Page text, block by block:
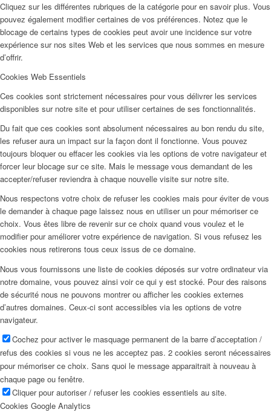
Cliquez sur les différentes rubriques de la catégorie pour en savoir plus. Vous
pouvez également modifier certaines de vos préférences. Notez que le
blocage de certains types de cookies peut avoir une incidence sur votre
expérience sur nos sites Web et les services que nous sommes en mesure
d’offrir.
Cookies Web Essentiels
Ces cookies sont strictement nécessaires pour vous délivrer les services
disponibles sur notre site et pour utiliser certaines de ses fonctionnalités.
Du fait que ces cookies sont absolument nécessaires au bon rendu du site,
les refuser aura un impact sur la façon dont il fonctionne. Vous pouvez
toujours bloquer ou effacer les cookies via les options de votre navigateur et
forcer leur blocage sur ce site. Mais le message vous demandant de les
accepter/refuser reviendra à chaque nouvelle visite sur notre site.
Nous respectons votre choix de refuser les cookies mais pour éviter de vous
le demander à chaque page laissez nous en utiliser un pour mémoriser ce
choix. Vous êtes libre de revenir sur ce choix quand vous voulez et le
modifier pour améliorer votre expérience de navigation. Si vous refusez les
cookies nous retirerons tous ceux issus de ce domaine.
Nous vous fournissons une liste de cookies déposés sur votre ordinateur via
notre domaine, vous pouvez ainsi voir ce qui y est stocké. Pour des raisons
de sécurité nous ne pouvons montrer ou afficher les cookies externes
d’autres domaines. Ceux-ci sont accessibles via les options de votre
navigateur.
Cochez pour activer le masquage permanent de la barre d’acceptation /
refus des cookies si vous ne les acceptez pas. 2 cookies seront nécessaires
pour mémoriser ce choix. Sans quoi le message apparaitrait à nouveau à
chaque page ou fenêtre.
Cliquer pour autoriser / refuser les cookies essentiels au site.
Cookies Google Analytics